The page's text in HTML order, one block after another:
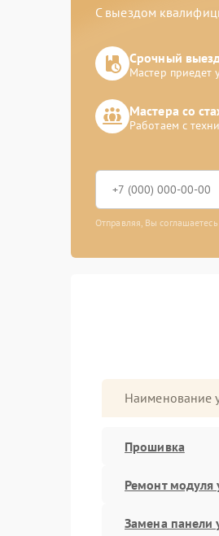
С выездом
Срочный
Мастер приедет
Мастера со
Работаем с
Отправляя, Вы
Наименование
Прошивка
Ремонт модуля
Замена панели